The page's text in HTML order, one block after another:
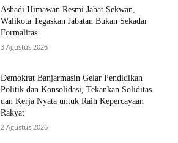
Ashadi Himawan Resmi Jabat Sekwan,
Walikota Tegaskan Jabatan Bukan Sekadar
Formalitas
3 Agustus 2026
Demokrat Banjarmasin Gelar Pendidikan
Politik dan Konsolidasi, Tekankan Soliditas
dan Kerja Nyata untuk Raih Kepercayaan
Rakyat
2 Agustus 2026